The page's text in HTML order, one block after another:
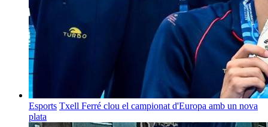
Esports Txell Ferré clou el campionat d'Europa amb un nova
plata